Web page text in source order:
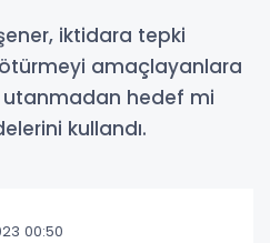
iktidara tepki
amaçlayanlara
utanmadan hedef mi
kullandı.
00:50